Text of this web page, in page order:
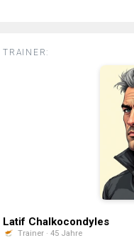
TRAINER:
Latif Chalkocondyles
Trainer · 45 Jahre